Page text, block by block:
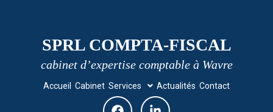
SPRL COMPTA-FISCAL
cabinet d’expertise comptable à Wavre
Accueil Cabinet Services Actualités Contact